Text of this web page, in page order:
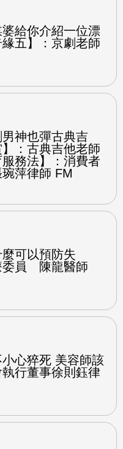
婆給你介紹一位漂
五】：京劇老師
男神也彈古典吉
：古典吉他老師
務法】：消費者
萍律師 FM
麼可以預防失
委員 陳龍醫師
小心猝死 美容師該
行董事徐則鈺律